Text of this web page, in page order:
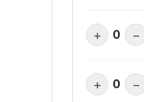
−
0
+
−
0
+